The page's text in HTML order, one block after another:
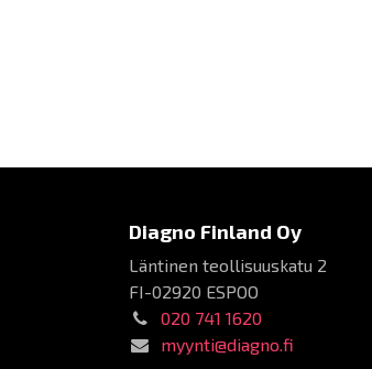
Diagno Finland Oy
Läntinen teollisuuskatu 2
FI-02920 ESPOO
020 741 1620
myynti@diagno.fi